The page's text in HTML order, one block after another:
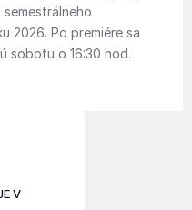
2026. Po premiére sa
sobotu o 16:30 hod.
V